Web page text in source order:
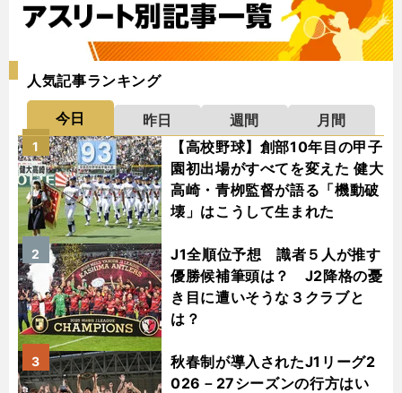
人気記事ランキング
今日 昨日 週間
月間
【高校野球】創部10年目の甲子
園初出場がすべてを変えた 健大
高崎・青栁監督が語る「機動破
壊」はこうして生まれた
1
J1全順位予想 識者５人が推す
優勝候補筆頭は？ J2降格の憂
き目に遭いそうな３クラブと
は？
2
秋春制が導入されたJ1リーグ2
026－27シーズンの行方はい
3